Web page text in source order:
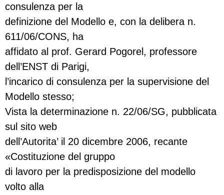
consulenza per la
definizione del Modello e, con la delibera n.
611/06/CONS, ha
affidato al prof. Gerard Pogorel, professore
dell’ENST di Parigi,
l’incarico di consulenza per la supervisione del
Modello stesso;
Vista la determinazione n. 22/06/SG, pubblicata
sul sito web
dell’Autorita’ il 20 dicembre 2006, recante
«Costituzione del gruppo
di lavoro per la predisposizione del modello
volto alla